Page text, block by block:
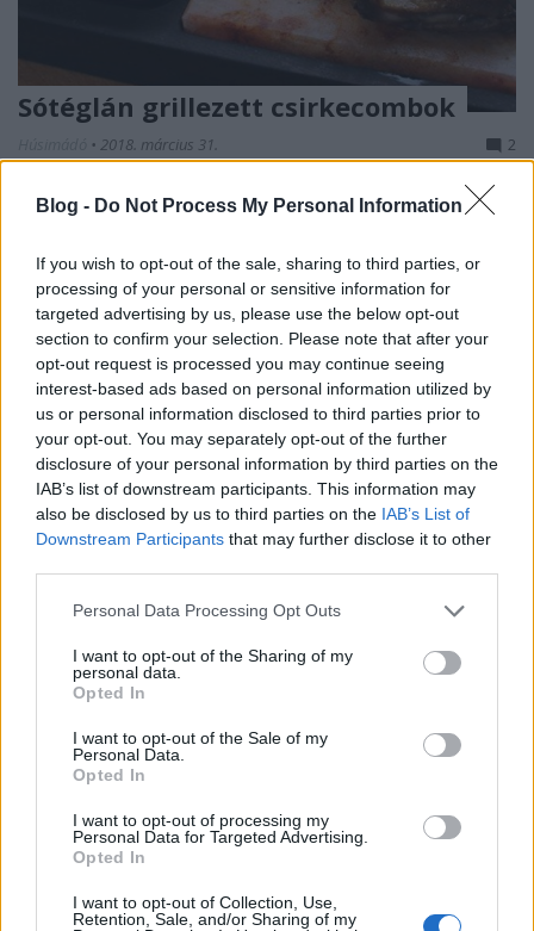
Blog - Do Not Process My Personal Information
If you wish to opt-out of the sale, sharing to third parties, or
processing of your personal or sensitive information for
targeted advertising by us, please use the below opt-out
section to confirm your selection. Please note that after your
opt-out request is processed you may continue seeing
interest-based ads based on personal information utilized by
us or personal information disclosed to third parties prior to
your opt-out. You may separately opt-out of the further
disclosure of your personal information by third parties on the
IAB’s list of downstream participants. This information may
also be disclosed by us to third parties on the IAB’s List of
Downstream Participants that may further disclose it to other
Please note that this website/app uses one or more Google
not limited to your visit or usage behaviour. You may click to
grant or deny consent to Google and its third-party tags to
use your data for below specified purposes in below Google
consent section.
Personal Data Processing Opt Outs
I want to opt-out of the Sharing of my
personal data.
Opted In
I want to opt-out of the Sale of my
Personal Data.
Opted In
I want to opt-out of processing my
Personal Data for Targeted Advertising.
Opted In
I want to opt-out of Collection, Use,
Retention, Sale, and/or Sharing of my
Sótéglán grillezett csirkecombok
• 2018. március 31. 2
Viktor fiam igen aktívan vesz részt a Round Table
múltkor Romániában járt egy nemzetközi
rendezvényen. Ott többek között találkozott egy helyi
tablerrel, akivel jókat beszélgettek, majd kiderült,
hogy nekem mi a hobbim. Nos Claudiu ennek
kapcsán küldött…
A nulladik nap
Húsimádó•2018. március 02.
hihetetlen, de sikerült utolérni magunkat. A mai